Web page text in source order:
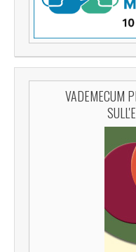
VADEMECUM